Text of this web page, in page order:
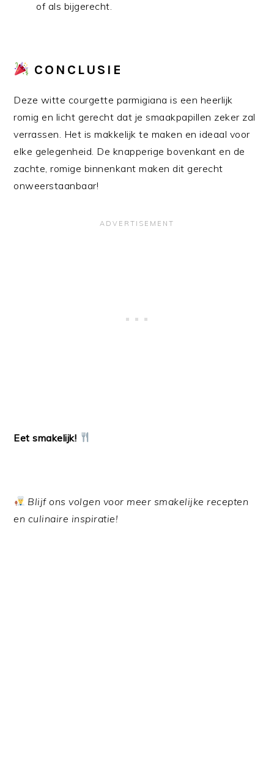
of als bijgerecht.
CONCLUSIE
Deze witte courgette parmigiana is een heerlijk
romig en licht gerecht dat je smaakpapillen zeker zal
verrassen. Het is makkelijk te maken en ideaal voor
elke gelegenheid. De knapperige bovenkant en de
zachte, romige binnenkant maken dit gerecht
onweerstaanbaar!
Eet smakelijk!
Blijf ons volgen voor meer smakelijke recepten
en culinaire inspiratie!